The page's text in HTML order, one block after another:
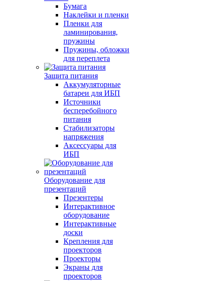
Бумага
Наклейки и пленки
Пленки для
ламинирования,
пружины
Пружины, обложки
для переплета
Защита питания
Аккумуляторные
батареи для ИБП
Источники
бесперебойного
питания
Стабилизаторы
напряжения
Аксессуары для
ИБП
Оборудование для
презентаций
Презентеры
Интерактивное
оборудование
Интерактивные
доски
Крепления для
проекторов
Проекторы
Экраны для
проекторов